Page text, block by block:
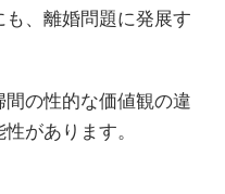
、離婚問題に発展す
の性的な価値観の違
があります。